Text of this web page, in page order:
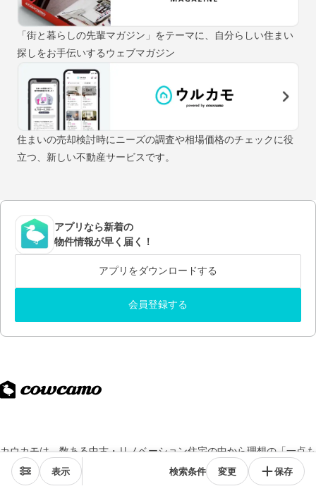
表示 検索条件 変更 保存
「街と暮らしの先輩マガジン」をテーマに、自分らしい住まい
探しをお手伝いするウェブマガジン
住まいの売却検討時にニーズの調査や相場価格のチェックに役
立つ、新しい不動産サービスです。
アプリなら新着の
物件情報が早く届く！
アプリをダウンロードする
会員登録する
カウカモは、数ある中古・リノベーション住宅の中から理想の「一点も
の」との出会いを提供し、
あなたらしい暮らしを実現させるためのサー
ビスです。